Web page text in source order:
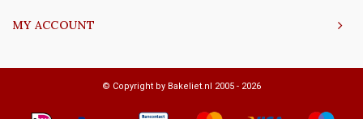
MY ACCOUNT
© Copyright by Bakeliet.nl 2005 - 2026